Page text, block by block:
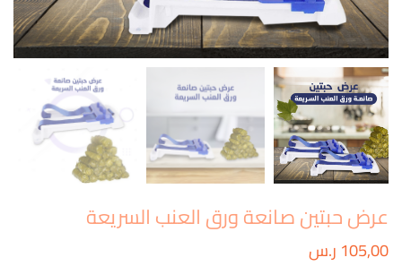
عرض حبتين صانعة ورق العنب السريعة
105,00 ر.س